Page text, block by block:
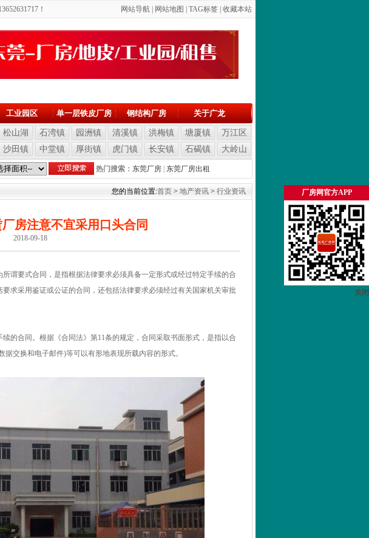
网站导航 网站地图 | TAG标签 收藏本站
！
工业园区 单一层铁皮厂房 钢结构厂房 关于广龙
松山湖 石湾镇 园洲镇 清溪镇 洪梅镇 塘厦镇
万江区
沙田镇 中堂镇 厚街镇 虎门镇 长安镇 石碣镇 大岭山
热门搜索： 东莞厂房 东莞厂房出租
您的当前位置:首页 > 地产资讯 > 行业资讯
房注意不宜采用口头合同
2018-09-18
所谓要式合同，是指根据法律要求必须具备一定形式或经过特定手续的合
求采用鉴证或公证的合同，还包括法律要求必须经过有关国家机关审批
的合同。根据《合同法》第11条的规定，合同采取书面形式，是指以合
交换和电子邮件)等可以有形地表现所载内容的形式。
厂房网官方APP
关闭